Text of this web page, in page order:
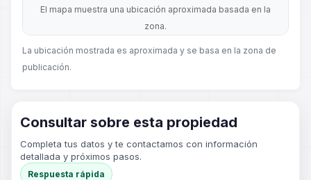
El mapa muestra una ubicación aproximada basada en la
zona.
La ubicación mostrada es aproximada y se basa en la zona de
publicación.
Consultar sobre esta propiedad
Completa tus datos y te contactamos con información
detallada y próximos pasos.
Respuesta rápida